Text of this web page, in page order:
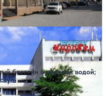
Расстояние до пляжа: 900 метров.
бассейн с морской водой;
на выбранные даты
вариант